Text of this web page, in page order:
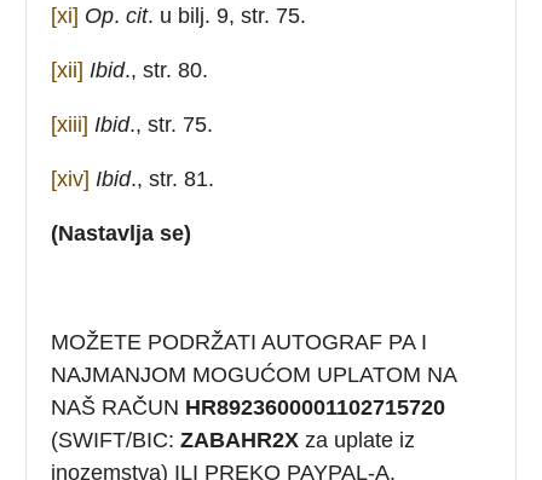
[xi] Op.cit. u bilj. 9, str. 75.
[xii] Ibid., str. 80.
[xiii] Ibid., str. 75.
[xiv] Ibid., str. 81.
(Nastavlja se)
MOŽETE PODRŽATI AUTOGRAF PA I
NAJMANJOM MOGUĆOM UPLATOM NA
NAŠ RAČUN HR8923600001102715720
(SWIFT/BIC: ZABAHR2X za uplate iz
inozemstva) ILI PREKO PAYPAL-A.